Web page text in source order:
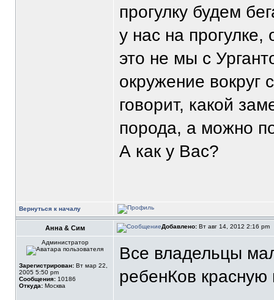
прогулку будем
у нас на прогулке,
это не мы с
окружение вокруг
говорит, какой
порода, а можно
А как у Вас?
Вернуться к началу
Анна & Сим Добавлено: Вт авг 14, 2012 2:16 pm
Администратор
Зарегистрирован: Вт мар 22,
2005 5:50 pm
Сообщения: 10186
Откуда: Москва
Все владельцы
ребенКов красную